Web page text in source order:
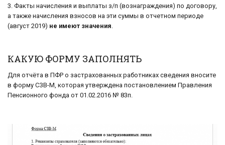
3. Факты начисления и выплаты з/п (вознаграждения) по договору,
а также начисления взносов на эти суммы в отчетном периоде
(август 2019) не имеют значения
КАКУЮ ФОРМУ ЗАПОЛНЯТЬ
Для отчёта в ПФР о застрахованных работниках сведения вносите
в форму СЗВ-М, которая утверждена постановлением Правления
Пенсионного фонда от 01.02.2016 № 83п.